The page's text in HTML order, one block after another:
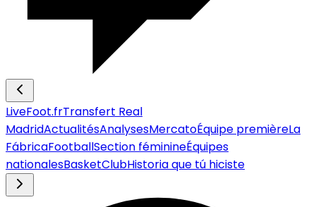
LiveFoot.frTransfert Real
MadridActualitésAnalysesMercatoÉquipe premièreLa
FábricaFootballSection féminineÉquipes
nationalesBasketClubHistoria que tú hiciste